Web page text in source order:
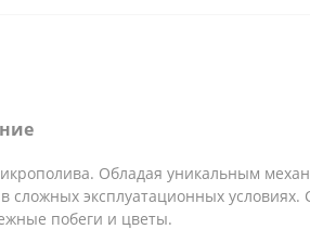
Обладая уникальным
эксплуатационных условиях.
побеги и цветы.